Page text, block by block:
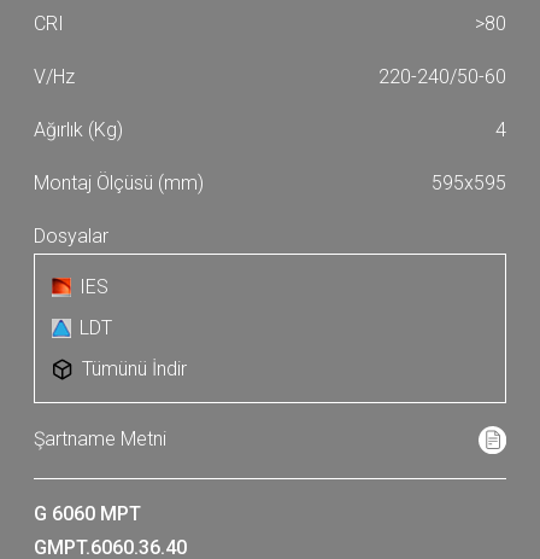
>80
220-240/50-60
4
595x595
IES
LDT
Tümünü İndir
G 6060 MPT
GMPT.6060.36.40